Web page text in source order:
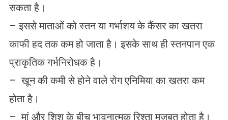
सकता है।
– इससे माताओं को स्तन या गर्भाशय के कैंसर का खतरा
काफी हद तक कम हो जाता है। इसके साथ ही स्तनपान एक
प्राकृतिक गर्भनिरोधक है।
– खून की कमी से होने वाले रोग एनिमिया का खतरा कम
होता है।
– मां और शिशु के बीच भावनात्मक रिश्ता मजबूत होता है।